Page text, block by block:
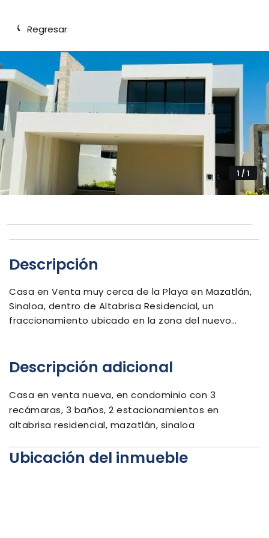
‹ Regresar
1 / 1
Descripción
Casa en Venta muy cerca de la Playa en Mazatlán,
Sinaloa, dentro de Altabrisa Residencial, un
fraccionamiento ubicado en la zona del nuevo
pool center, gimnasio perfectamente equipado,
vigilancia privada 24/7 con acceso restringido.
Esta hermosa casa está distribuida en dos plantas:
barra de granito, parrilla y campana, cuarto de
servicio/lavandería, medio baño, patio, cochera
Descripción adicional
Casa en venta nueva, en condominio con 3
recámaras, 3 baños, 2 estacionamientos en
altabrisa residencial, mazatlán, sinaloa
Ubicación del inmueble